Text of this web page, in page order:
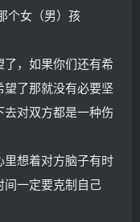
个女（男）孩
，如果你们还有希
了那就没有必要坚
对双方都是一种伤
想着对方脑子有时
一定要克制自己